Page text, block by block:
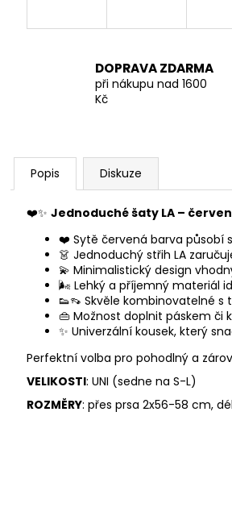
DOPRAVA ZDARMA
při nákupu nad 1600
Kč
Popis Diskuze
❤️✨ Jednoduché šaty LA –
❤️ Sytě červená barva působí
👗 Jednoduchý střih LA
💫 Minimalistický design
🌬️ Lehký a příjemný materiál
👟👡 Skvěle kombinovatelné s
👜 Možnost doplnit páskem či
✨ Univerzální kousek, který
Perfektní volba pro pohodlný a
VELIKOSTI: UNI (sedne na S-L)
ROZMĚRY: přes prsa 2x56-58 cm,